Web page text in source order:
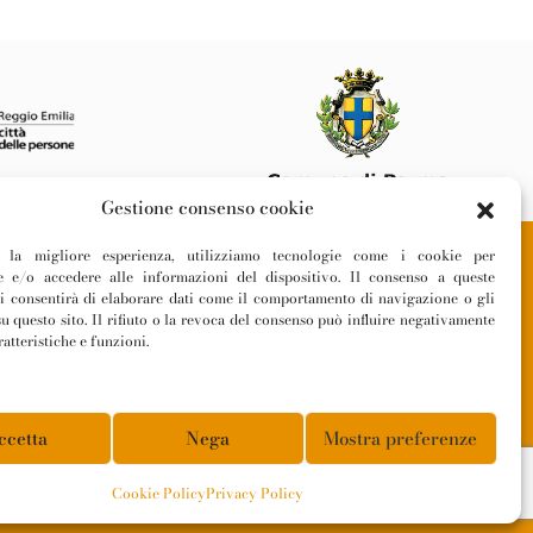
Gestione consenso cookie
migliore esperienza, utilizziamo tecnologie come i cookie per
e/o accedere alle informazioni del dispositivo. Il consenso a queste
consentirà di elaborare dati come il comportamento di navigazione o gli
questo sito. Il rifiuto o la revoca del consenso può influire negativamente
e funzioni.
Nega Mostra preferenze
Cookie PolicyPrivacy Policy
Privacy Policy
Cookie Policy
Informativa Fornitori